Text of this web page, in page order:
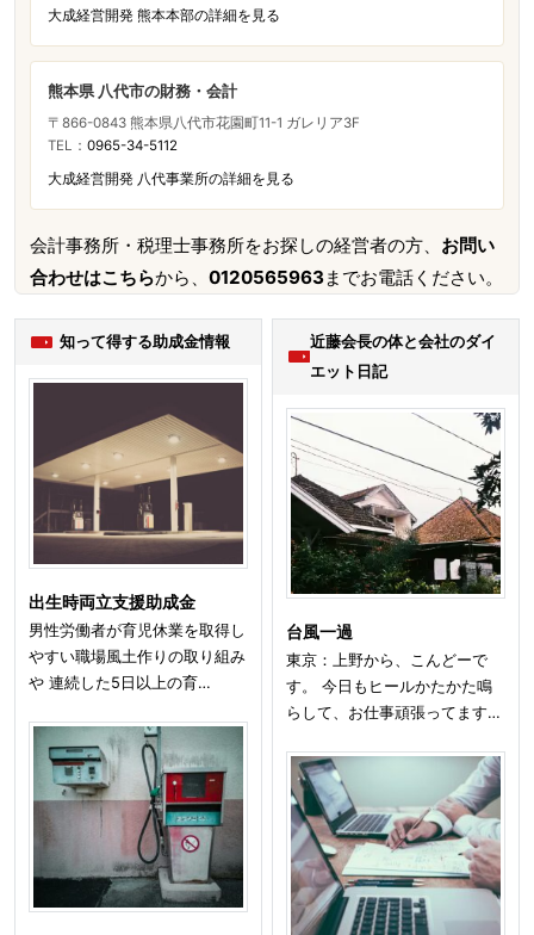
大成経営開発 熊本本部の詳細を見る
熊本県 八代市の財務・会計
〒866-0843 熊本県八代市花園町11-1 ガレリア3F
TEL： 0965-34-5112
大成経営開発 八代事業所の詳細を見る
会計事務所・税理士事務所をお探しの経営者の方、 お問い
合わせはこちらから、 0120565963までお電話ください。
知って得する助成金情報
出生時両立支援助成金
男性労働者が育児休業を取得し
やすい職場風土作りの取り組み
や 連続した5日以上の育…
近藤会長の体と会社のダイ
エット日記
台風一過
東京：上野から、こんどーで
す。 今日もヒールかたかた鳴
らして、お仕事頑張ってます…